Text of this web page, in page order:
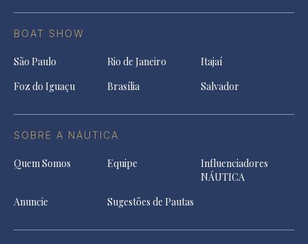
BOAT SHOW
São Paulo Rio de Janeiro
Itajaí
Foz do Iguaçu
Brasília Salvador
SOBRE A NÁUTICA
Quem Somos Equipe
Influenciadores
NÁUTICA
Anuncie
Sugestões de Pautas